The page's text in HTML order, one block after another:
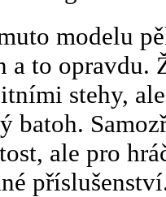
modelu
a to opravdu.
stehy,
batoh.
ale pro